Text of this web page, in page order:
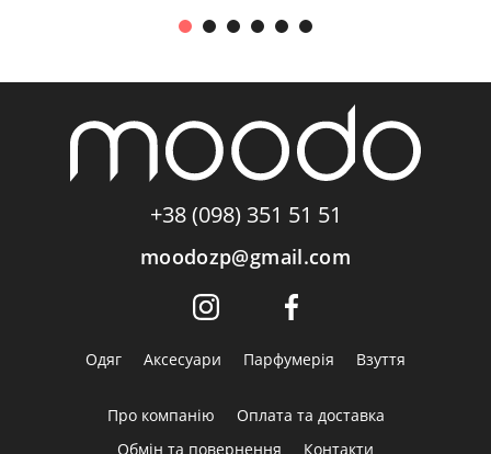
+38 (098) 351 51 51
moodozp@gmail.com
Одяг Аксесуари Парфумерія Взуття
Про компанію
Оплата та доставка
Обмін та повернення
Контакти